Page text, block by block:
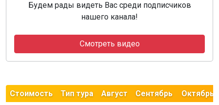
Будем рады видеть Вас среди подписчиков
нашего канала!
Смотреть видео
Стоимость Тип тура Август Сентябрь Октябрь